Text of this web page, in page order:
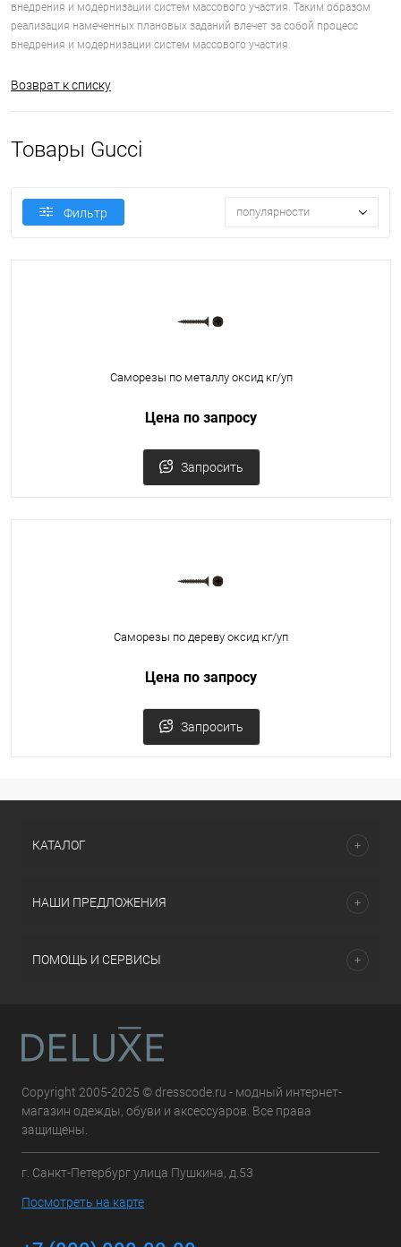
внедрения и модернизации систем массового участия. Таким образом
реализация намеченных плановых заданий влечет за собой процесс
внедрения и модернизации систем массового участия.
Возврат к списку
Товары Gucci
Фильтр популярности
Саморезы по металлу оксид кг/уп
Цена по запросу
Запросить
Саморезы по дереву оксид кг/уп
Цена по запросу
Запросить
КАТАЛОГ
НАШИ ПРЕДЛОЖЕНИЯ
ПОМОЩЬ И СЕРВИСЫ
Copyright 2005-2025 © dresscode.ru - модный интернет-
магазин одежды, обуви и аксессуаров. Все права
защищены.
г. Санкт-Петербург улица Пушкина, д.53
Посмотреть на карте